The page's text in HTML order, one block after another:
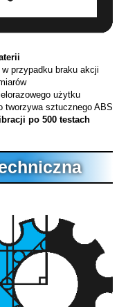
przypadku braku akcji
użytku
tworzywa sztucznego ABS
po 500 testach